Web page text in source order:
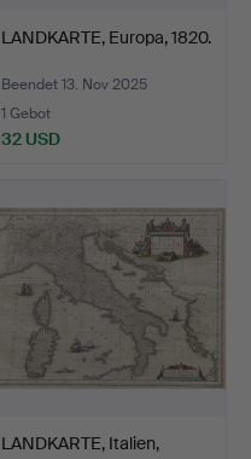
LANDKARTE, Europa, 1820.
Beendet 13. Nov 2025
1 Gebot
32 USD
LANDKARTE, Italien,